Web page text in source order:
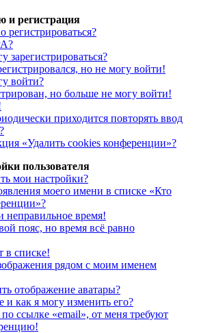
и регистрация
регистрироваться?
зарегистрироваться?
но не могу войти!
войти?
но больше не могу войти!
приходится повторять ввод
«Удалить cookies конференции»?
пользователя
мои настройки?
моего имени в списке «Кто
неправильное время!
пояс, но время всё равно
в списке!
рядом с моим именем
отображение аватары?
и как я могу изменить его?
ссылке «email», от меня требуют